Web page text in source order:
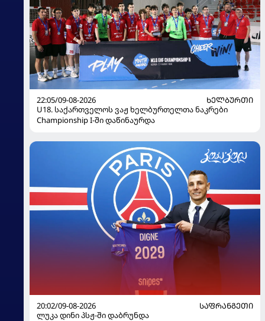
22:05/09-08-2026
ᲮᲔᲚᲑᲣᲠᲗᲘ
U18. საქართველოს ვაჟ ხელბურთელთა ნაკრები
Championship I-ში დაწინაურდა
20:02/09-08-2026
ᲡᲐᲤᲠᲐᲜᲒᲔᲗᲘ
ლუკა დინი პსჟ-ში დაბრუნდა